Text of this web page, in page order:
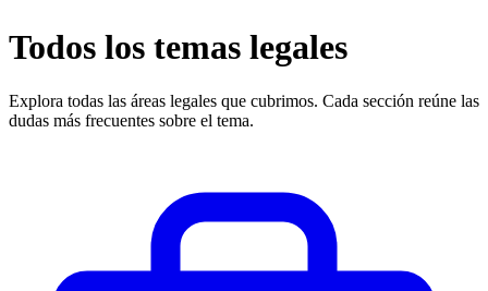
Todos los temas legales
Explora todas las áreas legales que cubrimos. Cada sección reúne las
dudas más frecuentes sobre el tema.